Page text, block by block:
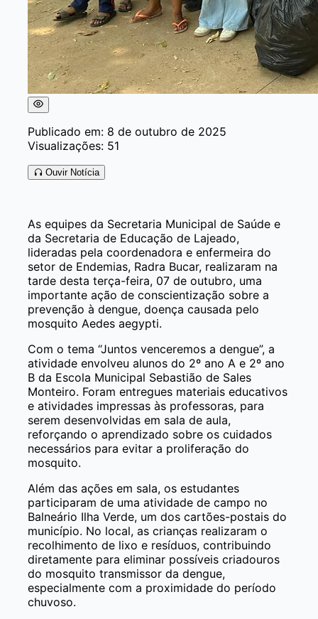
Publicado em: 8 de outubro de 2025
Visualizações: 51
Ouvir Notícia
As equipes da Secretaria Municipal de Saúde e
da Secretaria de Educação de Lajeado,
lideradas pela coordenadora e enfermeira do
setor de Endemias, Radra Bucar, realizaram na
tarde desta terça-feira, 07 de outubro, uma
importante ação de conscientização sobre a
prevenção à dengue, doença causada pelo
mosquito Aedes aegypti.
Com o tema “Juntos venceremos a dengue”, a
atividade envolveu alunos do 2º ano A e 2º ano
B da Escola Municipal Sebastião de Sales
Monteiro. Foram entregues materiais educativos
e atividades impressas às professoras, para
serem desenvolvidas em sala de aula,
reforçando o aprendizado sobre os cuidados
necessários para evitar a proliferação do
mosquito.
Além das ações em sala, os estudantes
participaram de uma atividade de campo no
Balneário Ilha Verde, um dos cartões-postais do
município. No local, as crianças realizaram o
recolhimento de lixo e resíduos, contribuindo
diretamente para eliminar possíveis criadouros
do mosquito transmissor da dengue,
especialmente com a proximidade do período
chuvoso.